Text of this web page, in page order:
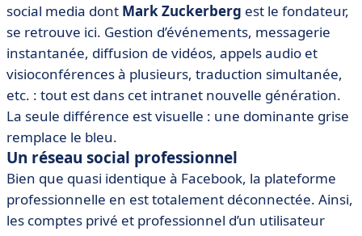
social media dont Mark Zuckerberg est le fondateur,
se retrouve ici. Gestion d’événements, messagerie
instantanée, diffusion de vidéos, appels audio et
visioconférences à plusieurs, traduction simultanée,
etc. : tout est dans cet intranet nouvelle génération.
La seule différence est visuelle : une dominante grise
remplace le bleu.
Un réseau social professionnel
Bien que quasi identique à Facebook, la plateforme
professionnelle en est totalement déconnectée. Ainsi,
les comptes privé et professionnel d’un utilisateur